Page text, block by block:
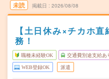
未読 掲載日 2026/08/08
【土日休み×チカホ
務！
職種未経験OK 交通費別途支給あ
WEB登録OK 派遣